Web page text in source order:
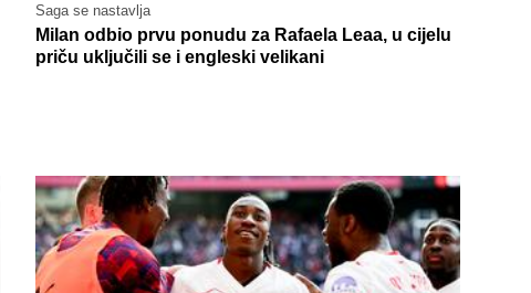
Saga se nastavlja
Milan odbio prvu ponudu za Rafaela Leaa, u cijelu
priču uključili se i engleski velikani